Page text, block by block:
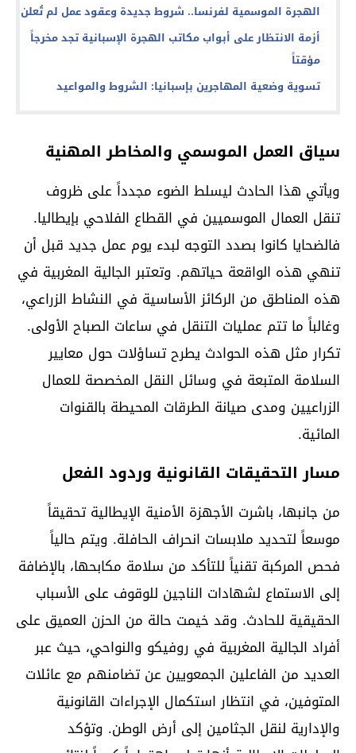
الهجرة الموسمية لفرنسا.. شروط جديدة وعقود عمل لم تُعلن
أزمة الانتظار على أبواب مكاتب الهجرة الإسبانية تجد مخرجاً
مؤقتاً
تسوية وضعية المهاجرين بإسبانيا: الشروط والمواعيد
سياق العمل الموسمي والمخاطر المهنية
ويأتي هذا الحادث ليسلط الضوء مجدداً على ظروف
تنقل العمال الموسميين في القطاع الفلاحي بإيطاليا.
فالضحايا كانوا بصدد التوجه لبدء يوم عمل جديد قبل أن
تنهي هذه الواقعة حياتهم. وتعتبر الجالية المغربية في
هذه المناطق من الركائز الأساسية في النشاط الزراعي،
وغالباً ما تتم عمليات التنقل في ساعات الصباح الأولى.
تكرار مثل هذه الحوادث يطرح تساؤلات حول معايير
السلامة المتبعة في وسائل النقل المخصصة للعمال
الزراعيين ومدى صيانة الطرقات المحيطة بالقنوات
المائية.
مسار التحقيقات القانونية وردود الفعل
من جانبها، باشرت الأجهزة الأمنية الإيطالية تحقيقاً
موسعاً لتحديد ملابسات انحراف الحافلة. ويتم حالياً
فحص المركبة تقنياً للتأكد من سلامة مكابحها، بالإضافة
إلى الاستماع لشهادات الناجين للوقوف على الأسباب
الحقيقية للحادث. وقد خيمت حالة من الحزن العميق على
أفراد الجالية المغربية في روفيكو والنواحي، حيث عبر
العديد من الفاعلين الجمعويين عن تضامنهم مع عائلات
المتوفين، في انتظار استكمال الإجراءات القانونية
والإدارية لنقل الجثامين إلى أرض الوطن. وتؤكد